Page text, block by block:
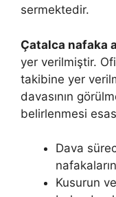
sermektedir.
Çatalca nafaka
yer verilmiştir.
takibine yer
davasının
belirlenmesi esas
Dava
Kusurun